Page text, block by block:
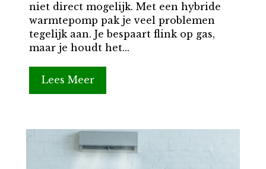
niet direct mogelijk. Met een hybride
warmtepomp pak je veel problemen
tegelijk aan. Je bespaart flink op gas,
maar je houdt het...
Lees Meer